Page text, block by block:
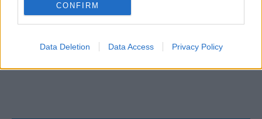
CONFIRM
Data Deletion Data Access Privacy Policy